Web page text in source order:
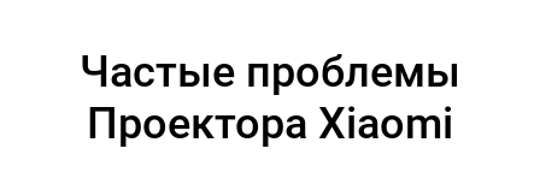
Частые проблемы
Проектора Xiaomi